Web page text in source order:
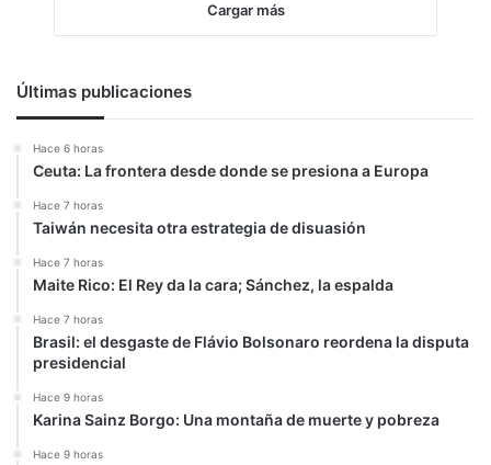
Cargar más
Últimas publicaciones
Hace 6 horas
Ceuta: La frontera desde donde se presiona a Europa
Hace 7 horas
Taiwán necesita otra estrategia de disuasión
Hace 7 horas
Maite Rico: El Rey da la cara; Sánchez, la espalda
Hace 7 horas
Brasil: el desgaste de Flávio Bolsonaro reordena la disputa
presidencial
Hace 9 horas
Karina Sainz Borgo: Una montaña de muerte y pobreza
Hace 9 horas